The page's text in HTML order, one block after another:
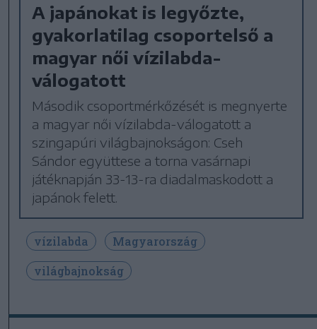
A japánokat is legyőzte,
gyakorlatilag csoportelső a
magyar női vízilabda-
válogatott
Második csoportmérkőzését is megnyerte
a magyar női vízilabda-válogatott a
szingapúri világbajnokságon: Cseh
Sándor együttese a torna vasárnapi
játéknapján 33-13-ra diadalmaskodott a
japánok felett.
vízilabda
Magyarország
világbajnokság